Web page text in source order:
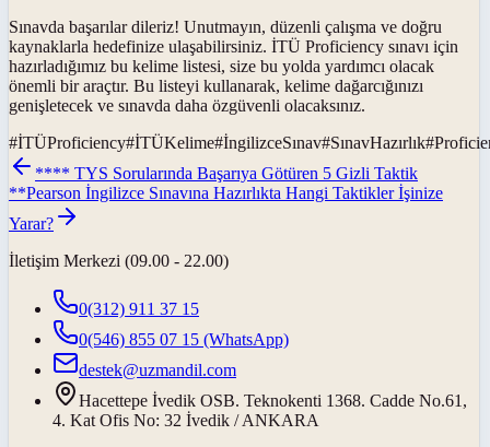
Sınavda başarılar dileriz! Unutmayın, düzenli çalışma ve doğru
kaynaklarla hedefinize ulaşabilirsiniz. İTÜ Proficiency sınavı için
hazırladığımız bu kelime listesi, size bu yolda yardımcı olacak
önemli bir araçtır. Bu listeyi kullanarak, kelime dağarcığınızı
genişletecek ve sınavda daha özgüvenli olacaksınız.
#İTÜProficiency#İTÜKelime#İngilizceSınav#SınavHazırlık#
**** TYS Sorularında Başarıya Götüren 5 Gizli Taktik
**Pearson İngilizce Sınavına Hazırlıkta Hangi Taktikler İşinize
Yarar?
İletişim Merkezi (09.00 - 22.00)
0(312) 911 37 15
0(546) 855 07 15 (WhatsApp)
destek@uzmandil.com
Hacettepe İvedik OSB. Teknokenti 1368. Cadde No.61,
4. Kat Ofis No: 32 İvedik / ANKARA